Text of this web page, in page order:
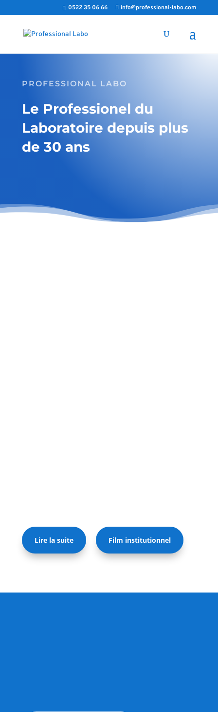
0522 35 06 66 info@professional-labo.com
PROFESSIONAL LABO
Le Professionel du
Laboratoire depuis plus
de 30 ans
Lire la suite Film institutionnel